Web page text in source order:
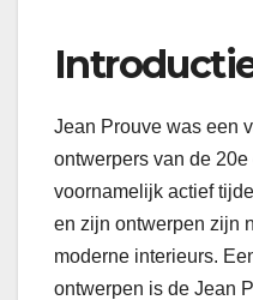
Jean Prouve was een
ontwerpers van de
voornamelijk actief
en zijn ontwerpen zijn
moderne interieurs.
ontwerpen is de Jean